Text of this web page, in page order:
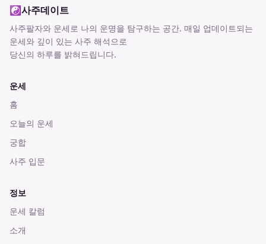
☯사주데이트
사주팔자와 운세로 나의 운명을 탐구하는 공간. 매일 업데이트되는
운세와 깊이 있는 사주 해석으로
당신의 하루를 밝혀드립니다.
운세
홈
오늘의 운세
궁합
사주 입문
정보
운세 칼럼
소개